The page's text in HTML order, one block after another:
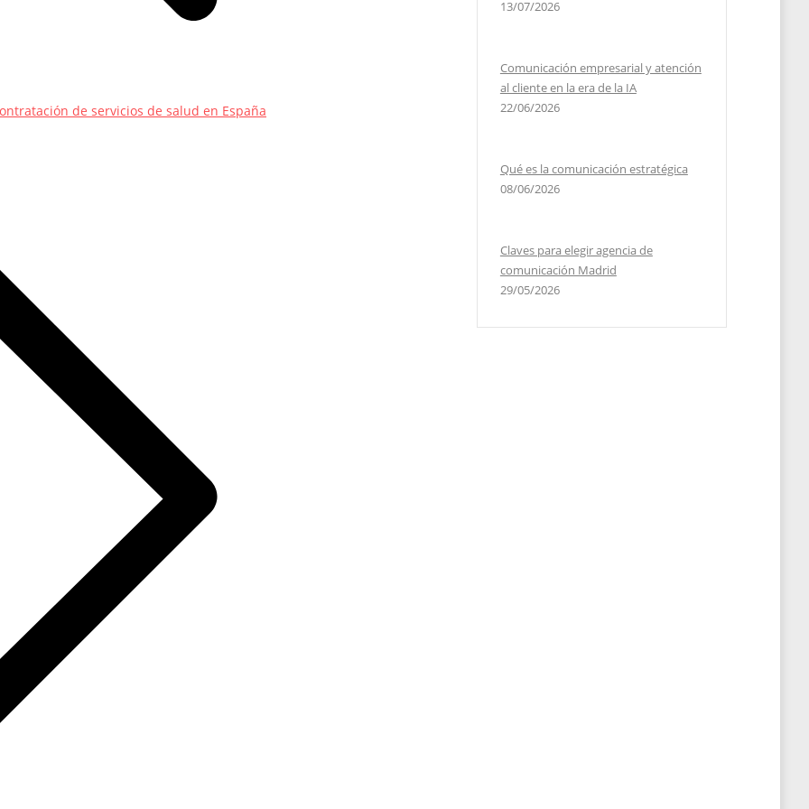
de servicios de salud en España
13/07/2026
Comunicación empresarial y atención
al cliente en la era de la IA
22/06/2026
Qué es la comunicación estratégica
08/06/2026
Claves para elegir agencia de
comunicación Madrid
29/05/2026